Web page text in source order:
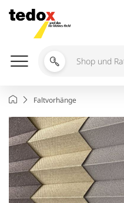
Inhalt
springen
Shop
durchsuchen
StartseiteFaltvorhänge